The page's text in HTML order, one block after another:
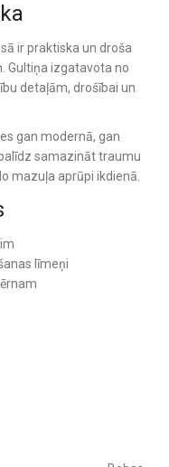
ir praktiska un droša
Gultiņa izgatavota no
detaļām, drošībai un
gan modernā, gan
samazināt traumu
mazuļa aprūpi ikdienā.
līmeņi
dažādos augstumos.